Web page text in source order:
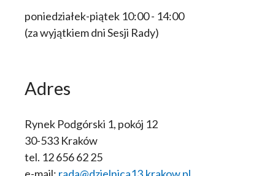
poniedziałek-piątek 10:00 - 14:00
(za wyjątkiem dni Sesji Rady)
Adres
Rynek Podgórski 1, pokój 12
30-533 Kraków
tel. 12 656 62 25